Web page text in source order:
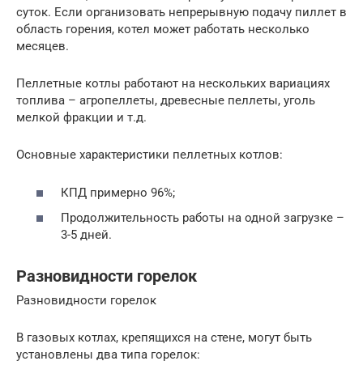
суток. Если организовать непрерывную подачу пиллет в
область горения, котел может работать несколько
месяцев.
Пеллетные котлы работают на нескольких вариациях
топлива – агропеллеты, древесные пеллеты, уголь
мелкой фракции и т.д.
Основные характеристики пеллетных котлов:
КПД примерно 96%;
Продолжительность работы на одной загрузке –
3-5 дней.
Разновидности горелок
Разновидности горелок
В газовых котлах, крепящихся на стене, могут быть
установлены два типа горелок: